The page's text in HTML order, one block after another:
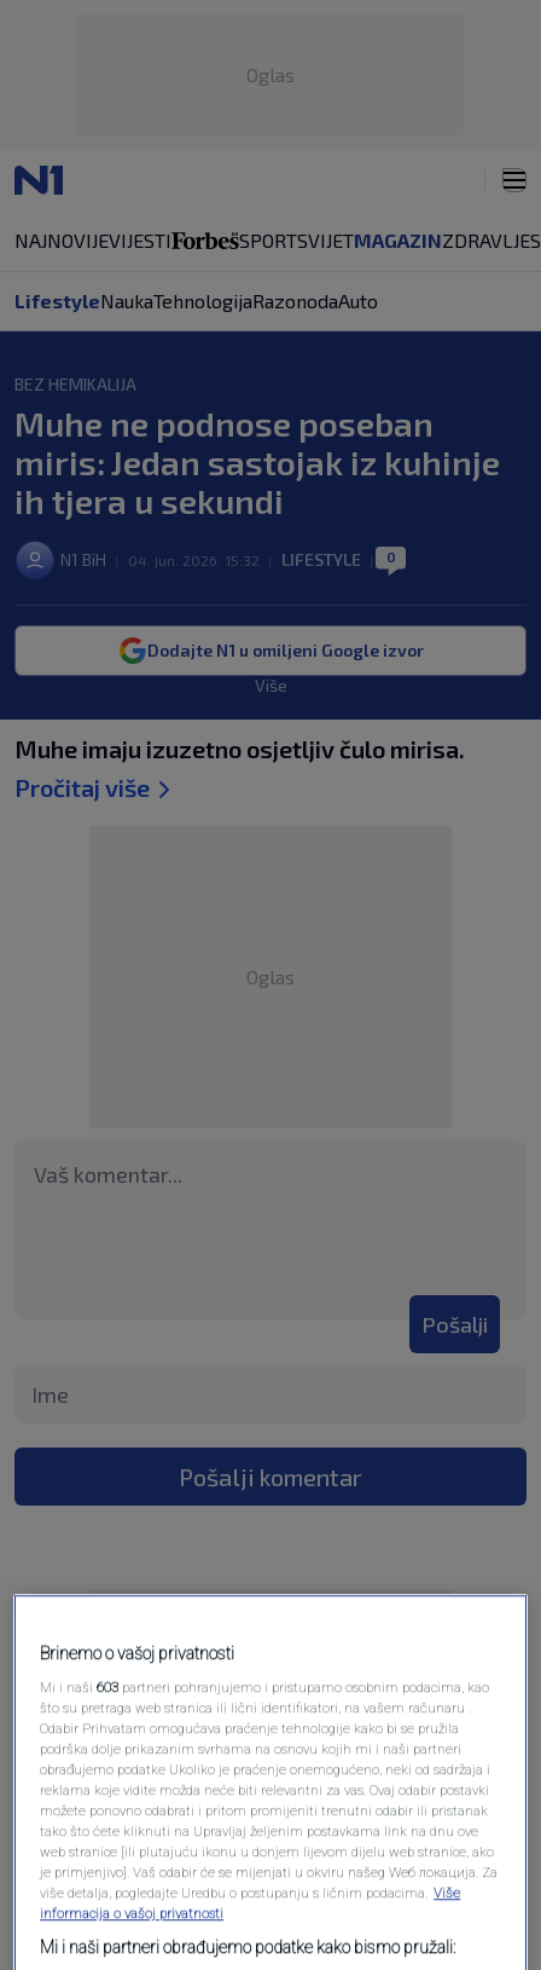
Oglas
NAJNOVIJEVIJESTI SPORTSVIJETMAGAZINZDRAVLJE
LifestyleNaukaTehnologijaRazonodaAuto
BEZ HEMIKALIJA
Muhe ne podnose poseban
miris: Jedan sastojak iz kuhinje
ih tjera u sekundi
N1 BiH 04. jun. 2026. 15:32 LIFESTYLE 0
Dodajte N1 u omiljeni Google izvor
Više
Muhe imaju izuzetno osjetljiv čulo mirisa.
Pročitaj više
Oglas
Pošalji
Pošalji komentar
Oglas
Brinemo o vašoj privatnosti
Mi i naši603 partneri pohranjujemo i pristupamo osobnim podacima, kao
što su pretraga web stranica ili lični identifikatori, na vašem računaru .
Odabir Prihvatam omogućava praćenje tehnologije kako bi se pružila
podrška dolje prikazanim svrhama na osnovu kojih mi i naši partneri
obrađujemo podatke Ukoliko je praćenje onemogućeno, neki od sadržaja i
reklama koje vidite možda neće biti relevantni za vas. Ovaj odabir postavki
možete ponovno odabrati i pritom promijeniti trenutni odabir ili pristanak
tako što ćete kliknuti na Upravljaj željenim postavkama link na dnu ove
web stranice [ili plutajuću ikonu u donjem lijevom dijelu web stranice, ako
je primjenjivo]. Vaš odabir će se mijenjati u okviru našeg Wеб локација. Za
više detalja, pogledajte Uredbu o postupanju s ličnim podacima. Više
informacija o vašoj privatnosti
Mi i naši partneri obrađujemo podatke kako bismo pružali: